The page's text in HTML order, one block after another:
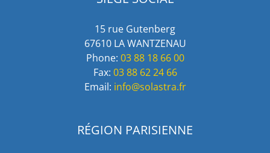
15 rue Gutenberg
67610 LA WANTZENAU
Phone: 03 88 18 66 00
Fax: 03 88 62 24 66
Email: info@solastra.fr
RÉGION PARISIENNE